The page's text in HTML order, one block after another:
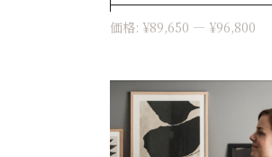
価格: ¥89,650 — ¥96,800